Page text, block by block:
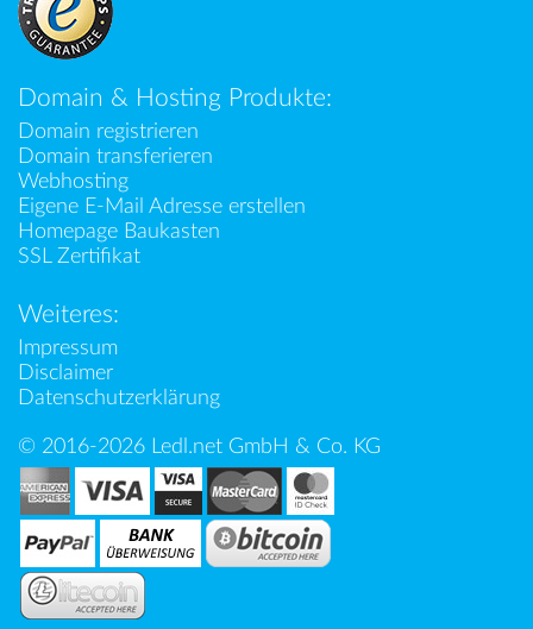
Domain & Hosting Produkte:
Domain registrieren
Domain transferieren
Webhosting
Eigene E-Mail Adresse erstellen
Homepage Baukasten
SSL Zertifikat
Weiteres:
Impressum
Disclaimer
Datenschutzerklärung
© 2016-2026 Ledl.net GmbH & Co. KG